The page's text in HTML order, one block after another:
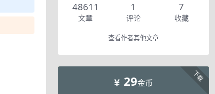
48611
文章
1
评论
7
收藏
查看作者其他文章
下载
29金币